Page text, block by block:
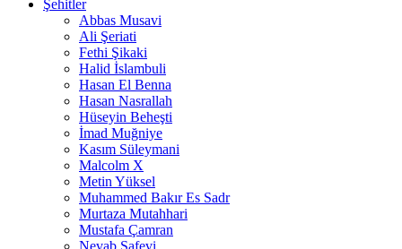
Şehitler
Abbas Musavi
Ali Şeriati
Fethi Şikaki
Halid İslambuli
Hasan El Benna
Hasan Nasrallah
Hüseyin Beheşti
İmad Muğniye
Kasım Süleymani
Malcolm X
Metin Yüksel
Muhammed Bakır Es Sadr
Murtaza Mutahhari
Mustafa Çamran
Nevab Safevi